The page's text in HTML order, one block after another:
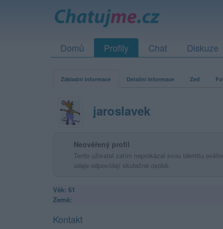
Domů Profily Chat Diskuze
Základní informace Detailní informace Zeď
jaroslavek
Neověřený profil
Tento uživatel zatím neprokázal svou identitu
údaje odpovídají skutečné osobě.
Věk: 61
Země:
Kontakt